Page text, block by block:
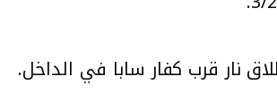
نار قرب كفار سابا في الداخل.